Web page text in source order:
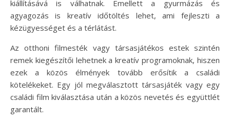
kiállításává is válhatnak. Emellett a gyurmázás és
agyagozás is kreatív időtöltés lehet, ami fejleszti a
kézügyességet és a térlátást.
Az otthoni filmesték vagy társasjátékos estek szintén
remek kiegészítői lehetnek a kreatív programoknak, hiszen
ezek a közös élmények tovább erősítik a családi
kötelékeket. Egy jól megválasztott társasjáték vagy egy
családi film kiválasztása után a közös nevetés és együttlét
garantált.